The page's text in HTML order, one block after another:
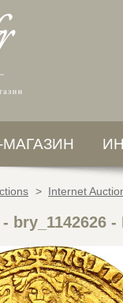
> Internet
bry_1142626 -